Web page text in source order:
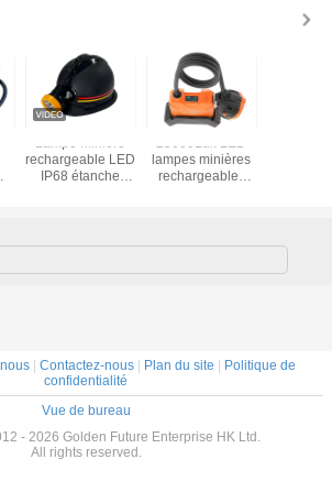
Les lumières
industrielles de
KL5LMC LED, ont
l'intense
La lampe de
chapeau sans fil
portative, Cree de
mené le lux
| Contactez-nous| Plan du site | Politique de
confidentialité
Vue de bureau
- 2026 Golden Future Enterprise HK Ltd.
All rights reserved.